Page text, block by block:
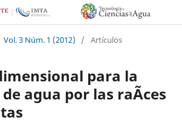
Vol. 3 Núm. 1 (2012) / Artículos
para la
agua por las raÃ­ces